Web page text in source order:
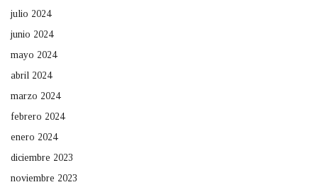
julio 2024
junio 2024
mayo 2024
abril 2024
marzo 2024
febrero 2024
enero 2024
diciembre 2023
noviembre 2023